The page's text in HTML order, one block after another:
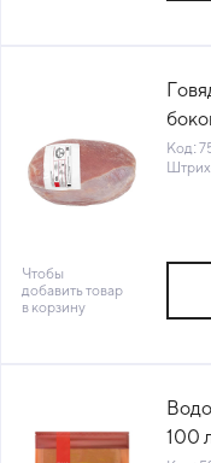
(-
Код:
Чтобы
добавить товар
в корзину
100